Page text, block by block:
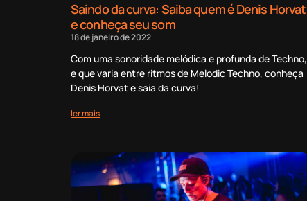
Saindo da curva: Saiba quem é Denis Horvat
e conheça seu som
18 de janeiro de 2022
Com uma sonoridade melódica e profunda de Techno,
e que varia entre ritmos de Melodic Techno, conheça
Denis Horvat e saia da curva!
ler mais